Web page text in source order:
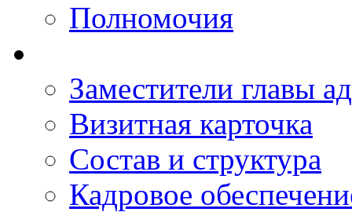
Полномочия
Заместители главы
Визитная карточка
Состав и структура
Кадровое